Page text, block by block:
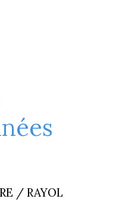
/ RAYOL